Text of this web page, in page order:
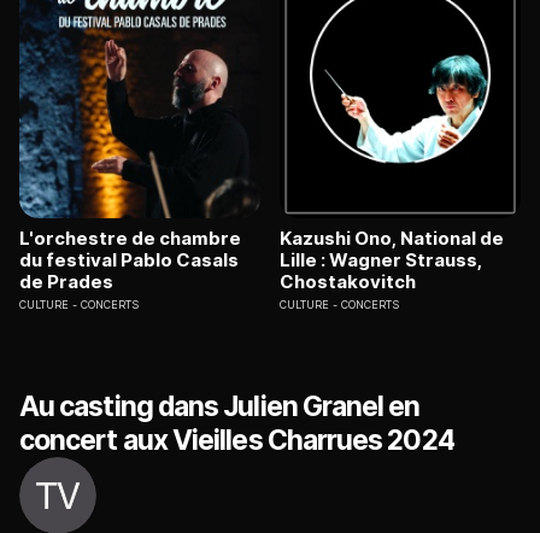
L'orchestre de chambre
du festival Pablo Casals
de Prades
CULTURE CONCERTS
Kazushi Ono, National de
Lille : Wagner Strauss,
Chostakovitch
CULTURE CONCERTS
Au casting dans Julien Granel en
concert aux Vieilles Charrues 2024